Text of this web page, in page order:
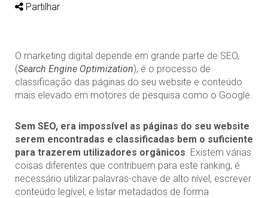
Partilhar
O marketing digital depende em grande parte de SEO,
(Search Engine Optimization), é o processo de
classificação das páginas do seu website e conteúdo
mais elevado em motores de pesquisa como o Google.
Sem SEO, era impossível as páginas do seu website
serem encontradas e classificadas bem o suficiente
para trazerem utilizadores orgânicos . Existem várias
coisas diferentes que contribuem para este ranking, é
necessário utilizar palavras-chave de alto nível, escrever
conteúdo legível, e listar metadados de forma